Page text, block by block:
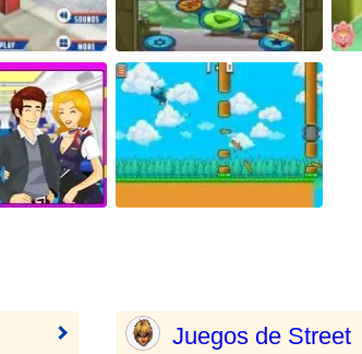
Juegos de Street